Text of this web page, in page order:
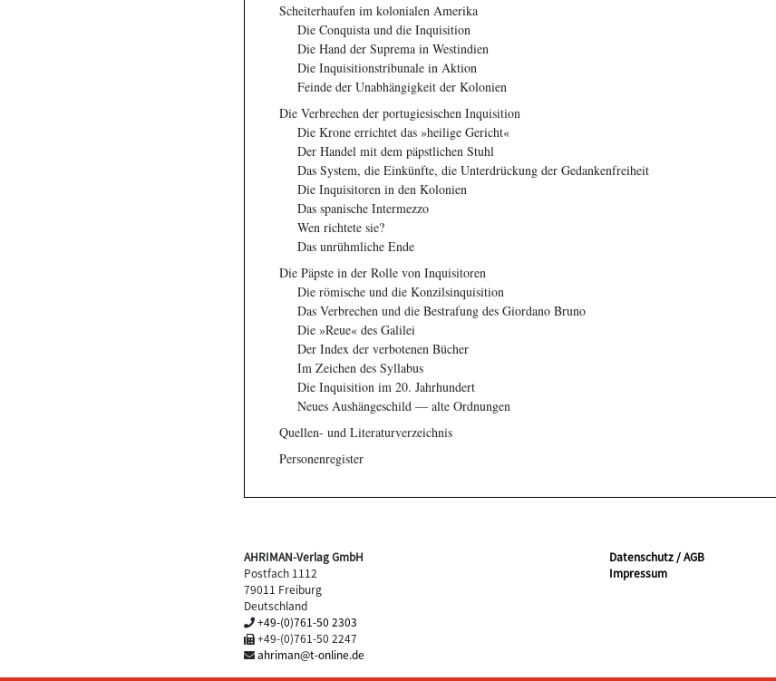
Scheiterhaufen im kolonialen Amerika
Die Conquista und die Inquisition
Die Hand der Suprema in Westindien
Die Inquisitionstribunale in Aktion
Feinde der Unabhängigkeit der Kolonien
Die Verbrechen der portugiesischen Inquisition
Die Krone errichtet das »heilige Gericht«
Der Handel mit dem päpstlichen Stuhl
Das System, die Einkünfte, die Unterdrückung der Gedankenfreiheit
Die Inquisitoren in den Kolonien
Das spanische Intermezzo
Wen richtete sie?
Das unrühmliche Ende
Die Päpste in der Rolle von Inquisitoren
Die römische und die Konzilsinquisition
Das Verbrechen und die Bestrafung des Giordano Bruno
Die »Reue« des Galilei
Der Index der verbotenen Bücher
Im Zeichen des Syllabus
Die Inquisition im 20. Jahrhundert
Neues Aushängeschild — alte Ordnungen
Quellen- und Literaturverzeichnis
Personenregister
AHRIMAN-Verlag GmbH
Postfach 1112
79011 Freiburg
Deutschland
+49-(0)761-50 2303
+49-(0)761-50 2247
ahriman@t-online.de
Datenschutz / AGB
Impressum